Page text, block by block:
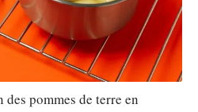
pommes de terre en